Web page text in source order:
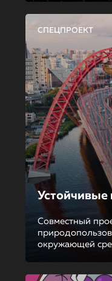
СПЕЦПРОЕКТ
Совместный
окружающей